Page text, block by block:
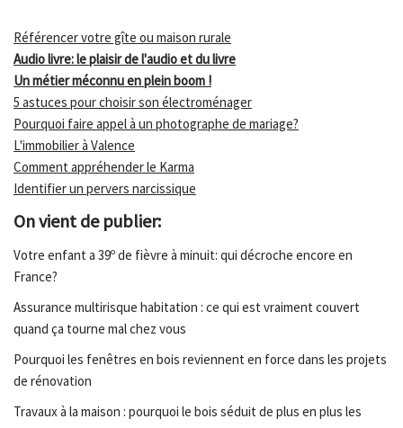
Référencer votre gîte ou maison rurale
Audio livre: le plaisir de l'audio et du livre
Un métier méconnu en plein boom !
5 astuces pour choisir son électroménager
Pourquoi faire appel à un photographe de mariage?
L'immobilier à Valence
Comment appréhender le Karma
Identifier un pervers narcissique
On vient de publier:
Votre enfant a 39º de fièvre à minuit: qui décroche encore en
France?
Assurance multirisque habitation : ce qui est vraiment couvert
quand ça tourne mal chez vous
Pourquoi les fenêtres en bois reviennent en force dans les projets
de rénovation
Travaux à la maison : pourquoi le bois séduit de plus en plus les